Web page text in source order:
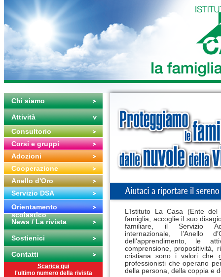
Chi siamo
Attività
Consultorio
Corsi e gruppi
Adozioni
Cooperazione
Anello d'Oro
Servizio DSA
Orientamento
scolastico
News / La rivista
Sostienici
Contatti
Scarica qui
l'ultimo numero della rivista
L’Istituto La Casa (Ente
famiglia, accoglie il suo
familiare, il Servizio
internazionale, l’Anello
dell'apprendimento, le
comprensione, propositività,
cristiana sono i valori che
professionisti che operano
della persona, della coppia e